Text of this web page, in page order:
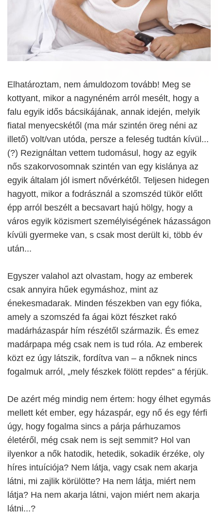
Elhatároztam, nem ámuldozom tovább! Meg se
kottyant, mikor a nagynéném arról mesélt, hogy a
falu egyik idős bácsikájának, annak idején, melyik
fiatal menyecskétől (ma már szintén öreg néni az
illető) volt/van utóda, persze a feleség tudtán kívül...
(?) Rezignáltan vettem tudomásul, hogy az egyik
nős szakorvosomnak szintén van egy kislánya az
egyik általam jól ismert nővérkétől. Teljesen hidegen
hagyott, mikor a fodrásznál a szomszéd tükör előtt
épp arról beszélt a becsavart hajú hölgy, hogy a
város egyik közismert személyiségének házasságon
kívüli gyermeke van, s csak most derült ki, több év
után...
Egyszer valahol azt olvastam, hogy az emberek
csak annyira hűek egymáshoz, mint az
énekesmadarak. Minden fészekben van egy fióka,
amely a szomszéd fa ágai közt fészket rakó
madárházaspár hím részétől származik. És emez
madárpapa még csak nem is tud róla. Az emberek
közt ez úgy látszik, fordítva van – a nőknek nincs
fogalmuk arról, „mely fészkek fölött repdes” a férjük.
De azért még mindig nem értem: hogy élhet egymás
mellett két ember, egy házaspár, egy nő és egy férfi
úgy, hogy fogalma sincs a párja párhuzamos
életéről, még csak nem is sejt semmit? Hol van
ilyenkor a nők hatodik, hetedik, sokadik érzéke, oly
híres intuíciója? Nem látja, vagy csak nem akarja
látni, mi zajlik körülötte? Ha nem látja, miért nem
látja? Ha nem akarja látni, vajon miért nem akarja
látni...?